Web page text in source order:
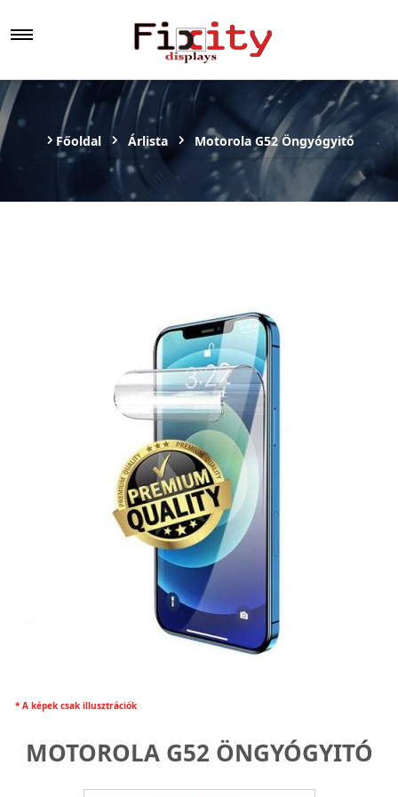
Főoldal Árlista Motorola G52 Öngyógyitó
* A képek csak illusztrációk
MOTOROLA G52 ÖNGYÓGYITÓ